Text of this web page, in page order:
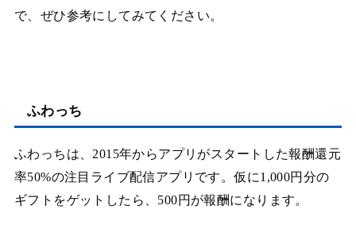
で、ぜひ参考にしてみてください。
ふわっち
ふわっちは、2015年からアプリがスタートした報酬還元
率50%の注目ライブ配信アプリです。仮に1,000円分の
ギフトをゲットしたら、500円が報酬になります。